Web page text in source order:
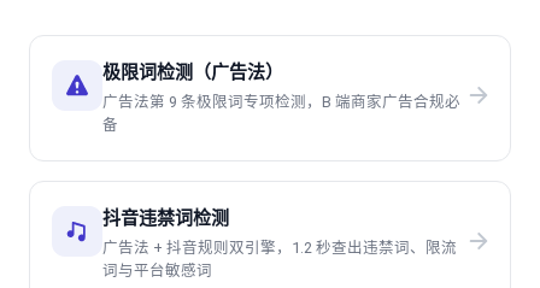
极限词检测（广告法）
广告法第 9 条极限词专项检测，B 端商家广告合规必
备
抖音违禁词检测
广告法 + 抖音规则双引擎，1.2 秒查出违禁词、限流
词与平台敏感词